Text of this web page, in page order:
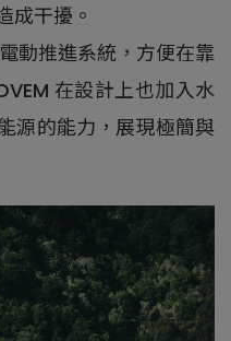
成干擾。
動推進系統，方便在靠
在設計上也加入水
源的能力，展現極簡與